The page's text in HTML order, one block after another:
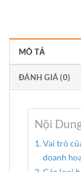
MÔ TẢ
ĐÁNH GIÁ (0)
Nội
Vai trò
doanh